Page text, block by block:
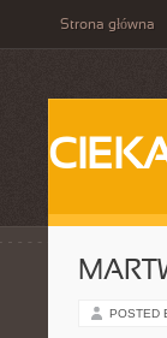
Strona główna
POSTED